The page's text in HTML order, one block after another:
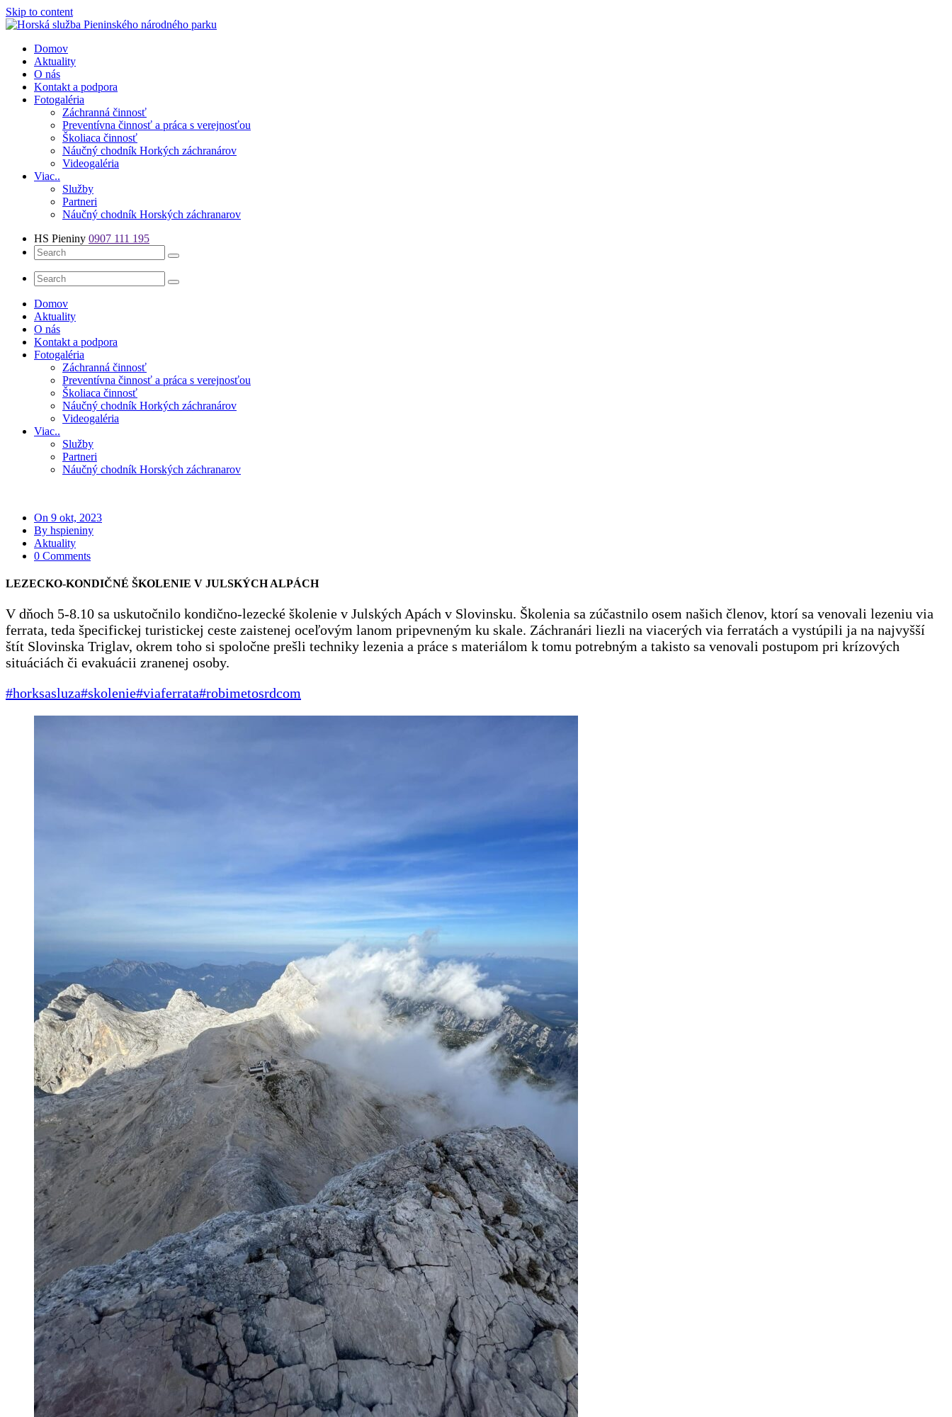
Skip to content
Číslo záchrannej služby: 0907 111 195
Domov
Aktuality
O nás
Kontakt a podpora
Fotogaléria
Záchranná činnosť
Preventívna činnosť a práca s verejnosťou
Školiaca činnosť
Náučný chodník Horkých záchranárov
Videogaléria
Viac..
Služby
Partneri
Náučný chodník Horských záchranarov
HS Pieniny 0907 111 195
Domov
Aktuality
O nás
Kontakt a podpora
Fotogaléria
Záchranná činnosť
Preventívna činnosť a práca s verejnosťou
Školiaca činnosť
Náučný chodník Horkých záchranárov
Videogaléria
Viac..
Služby
Partneri
Náučný chodník Horských záchranarov
On 9 okt, 2023
By hspieniny
Aktuality
0 Comments
LEZECKO-KONDIČNÉ ŠKOLENIE V JULSKÝCH ALPÁCH
V dňoch 5-8.10 sa uskutočnilo kondično-lezecké školenie v Julských Apách v Slovinsku. Školenia sa zúčastnilo osem našich členov, ktorí sa venovali lezeniu via
ferrata, teda špecifickej turistickej ceste zaistenej oceľovým lanom pripevneným ku skale. Záchranári liezli na viacerých via ferratách a vystúpili ja na najvyšší
štít Slovinska Triglav, okrem toho si spoločne prešli techniky lezenia a práce s materiálom k tomu potrebným a takisto sa venovali postupom pri krízových
situáciách či evakuácii zranenej osoby.
#horksasluza#skolenie#viaferrata#robimetosrdcom